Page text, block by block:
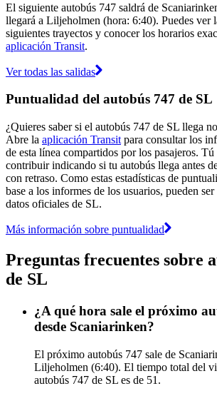
El siguiente autobús 747 saldrá de
llegará a Liljeholmen (hora: 6:40). Puedes ver
siguientes trayectos y conocer los horarios
aplicación Transit.
Ver todas las salidas
Puntualidad del autobús 747 de SL
¿Quieres saber si el autobús 747 de SL llega
Abre la aplicación Transit para consultar los
de esta línea compartidos por los pasajeros.
contribuir indicando si tu autobús llega antes
con retraso. Como estas estadísticas de
base a los informes de los usuarios, pueden
datos oficiales de SL.
Más información sobre puntualidad
Preguntas frecuentes sobre
de SL
¿A qué hora sale el próximo
desde Scaniarinken?
El próximo autobús 747 sale de
Liljeholmen (6:40). El tiempo total del
autobús 747 de SL es de 51.